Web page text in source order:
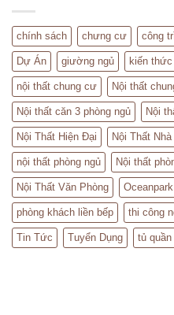
chính sách chưng cư công
Dự Án giường ngủ kiến
nội thất chung cư Nội thất
Nội thất căn 3 phòng ngủ Nội
Nội Thất Hiện Đại Nội Thất
nội thất phòng ngủ Nội thất
Nội Thất Văn Phòng Oceanpark
phòng khách liền bếp thi công
Tin Tức Tuyển Dụng tủ quần